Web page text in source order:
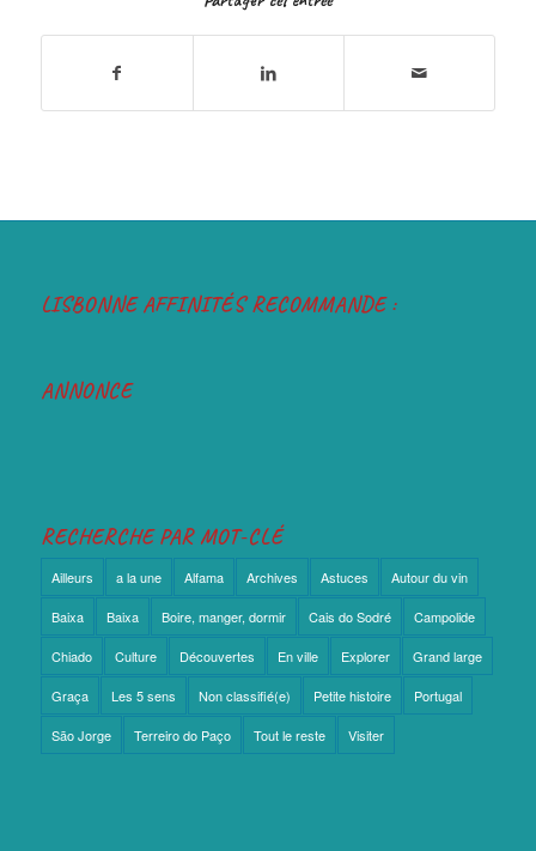
LISBONNE AFFINITÉS RECOMMANDE :
ANNONCE
RECHERCHE PAR MOT-CLÉ
Ailleurs a la une Alfama Archives Astuces Autour du vin
Baixa Baixa Boire, manger, dormir Cais do Sodré Campolide
Chiado Culture Découvertes En ville Explorer Grand large
Graça Les 5 sens Non classifié(e) Petite histoire Portugal
São Jorge Terreiro do Paço Tout le reste Visiter